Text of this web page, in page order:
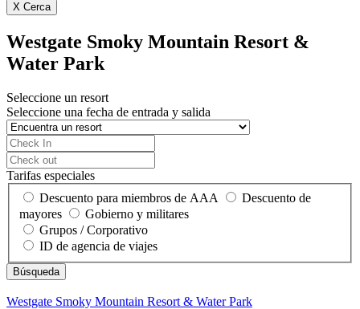
X Cerca
Westgate Smoky Mountain Resort &
Water Park
Seleccione un resort
Seleccione una fecha de entrada y salida
Tarifas especiales
Descuento para miembros de AAA
Descuento de
mayores
Gobierno y militares
Grupos / Corporativo
ID de agencia de viajes
Westgate Smoky Mountain Resort & Water Park